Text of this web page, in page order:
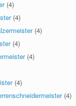
(4)
(4)
(4)
(4)
(4)
(4)
(4)